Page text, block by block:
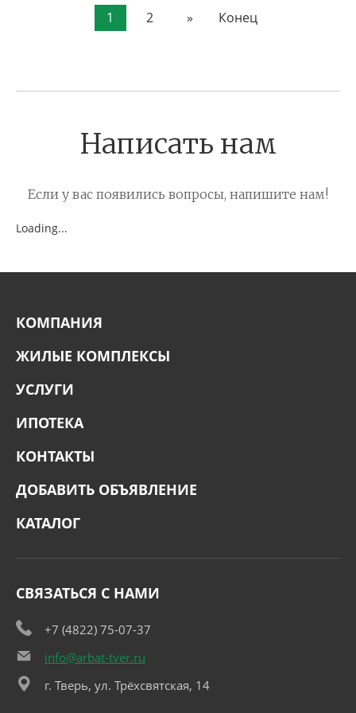
В ИЗБРАННОЕ
1 2 » Конец
Написать нам
Если у вас появились вопросы, напишите нам!
Loading...
КОМПАНИЯ
ЖИЛЫЕ КОМПЛЕКСЫ
УСЛУГИ
ИПОТЕКА
КОНТАКТЫ
ДОБАВИТЬ ОБЪЯВЛЕНИЕ
КАТАЛОГ
СВЯЗАТЬСЯ С НАМИ
+7 (4822) 75-07-37
info@arbat-tver.ru
г. Тверь, ул. Трёхсвятская, 14